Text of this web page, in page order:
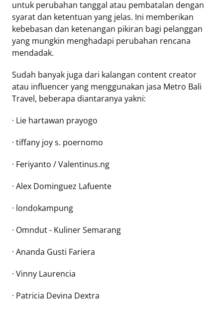
untuk perubahan tanggal atau pembatalan dengan
syarat dan ketentuan yang jelas. Ini memberikan
kebebasan dan ketenangan pikiran bagi pelanggan
yang mungkin menghadapi perubahan rencana
mendadak.
Sudah banyak juga dari kalangan content creator
atau influencer yang menggunakan jasa Metro Bali
Travel, beberapa diantaranya yakni:
· Lie hartawan prayogo
· tiffany joy s. poernomo
· Feriyanto / Valentinus.ng
· Alex Dominguez Lafuente
· londokampung
· Omndut - Kuliner Semarang
· Ananda Gusti Fariera
· Vinny Laurencia
· Patricia Devina Dextra